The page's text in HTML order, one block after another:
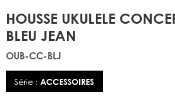
HOUSSE UKULELE
BLEU JEAN
OUB-CC-BLJ
Série :ACCESSOIRES